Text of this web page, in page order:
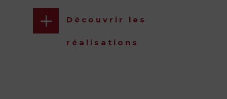
L Découvrir les
réalisations